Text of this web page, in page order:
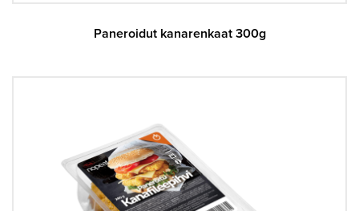
Paneroidut kanarenkaat 300g